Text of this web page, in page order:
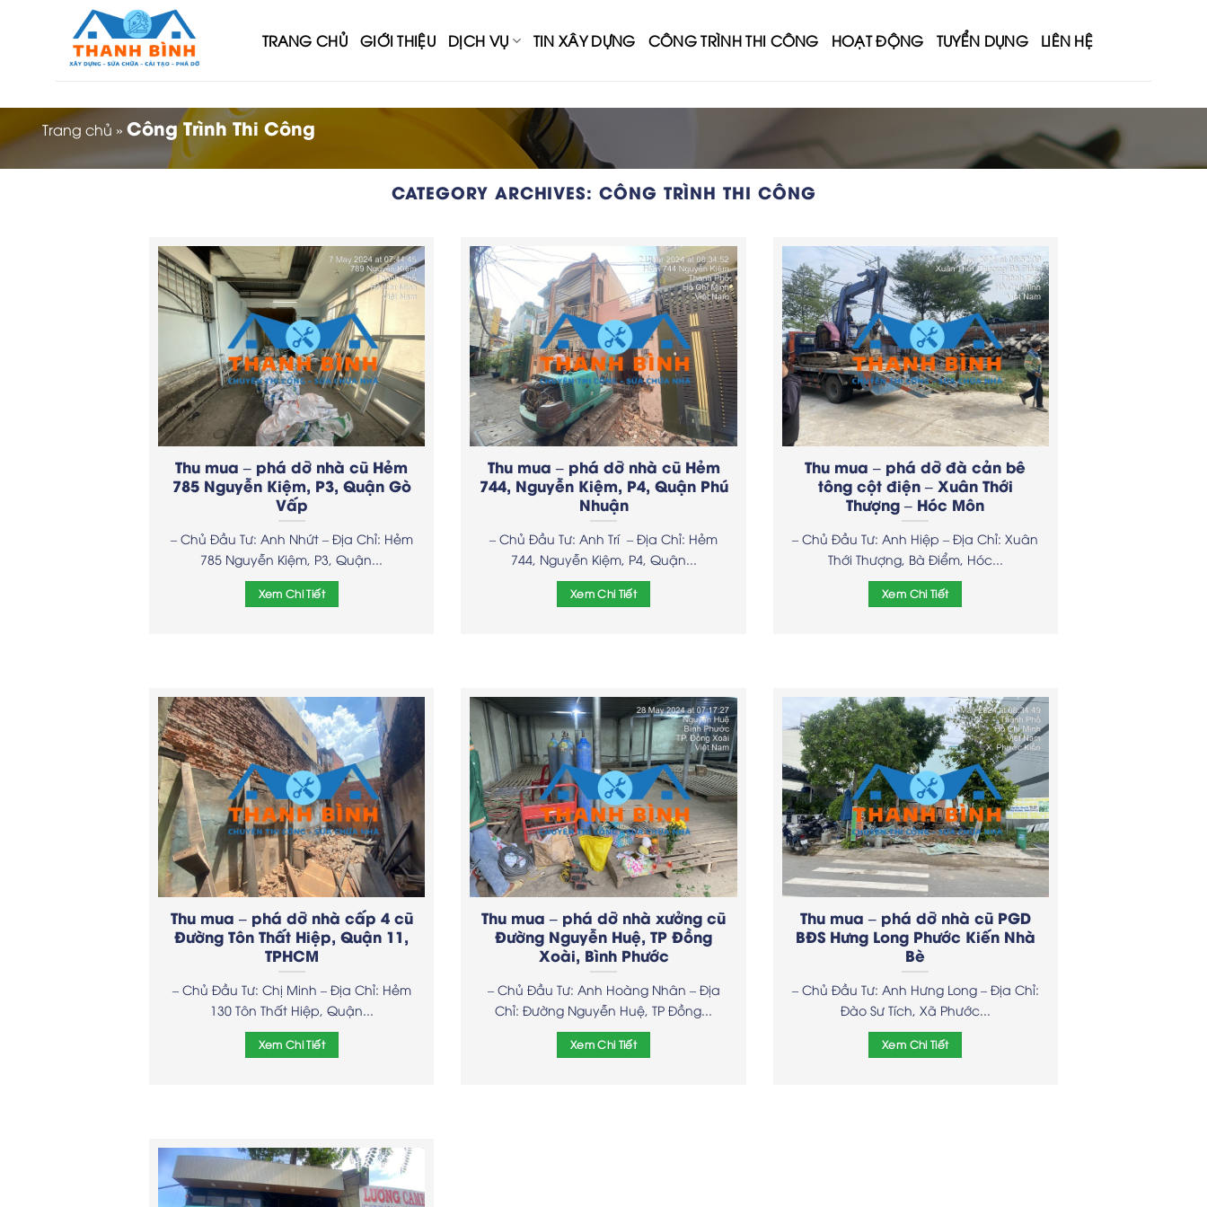
TRANG CHỦ GIỚI THIỆU DỊCH VỤ TIN XÂY DỰNG CÔNG TRÌNH THI CÔNG HOẠT ĐỘNG TUYỂN DỤNG LIÊN HỆ
Trang chủ » Công Trình Thi Công
CATEGORY ARCHIVES: CÔNG TRÌNH THI CÔNG
Thu mua – phá dỡ nhà cũ Hẻm
785 Nguyễn Kiệm, P3, Quận Gò
Vấp
– Chủ Đầu Tư: Anh Nhứt – Địa Chỉ: Hẻm
785 Nguyễn Kiệm, P3, Quận...
Xem Chi Tiết
Thu mua – phá dỡ nhà cũ Hẻm
744, Nguyễn Kiệm, P4, Quận Phú
Nhuận
– Chủ Đầu Tư: Anh Trí – Địa Chỉ: Hẻm
744, Nguyễn Kiệm, P4, Quận...
Xem Chi Tiết
Thu mua – phá dỡ đà cản bê
tông cột điện – Xuân Thới
Thượng – Hóc Môn
– Chủ Đầu Tư: Anh Hiệp – Địa Chỉ: Xuân
Thới Thượng, Bà Điểm, Hóc...
Xem Chi Tiết
Thu mua – phá dỡ nhà cấp 4 cũ
Đường Tôn Thất Hiệp, Quận 11,
TPHCM
– Chủ Đầu Tư: Chị Minh – Địa Chỉ: Hẻm
130 Tôn Thất Hiệp, Quận...
Xem Chi Tiết
Thu mua – phá dỡ nhà xưởng cũ
Đường Nguyễn Huệ, TP Đồng
Xoài, Bình Phước
– Chủ Đầu Tư: Anh Hoàng Nhân – Địa
Chỉ: Đường Nguyễn Huệ, TP Đồng...
Xem Chi Tiết
Thu mua – phá dỡ nhà cũ PGD
BĐS Hưng Long Phước Kiến Nhà
Bè
– Chủ Đầu Tư: Anh Hưng Long – Địa Chỉ:
Đào Sư Tích, Xã Phước...
Xem Chi Tiết